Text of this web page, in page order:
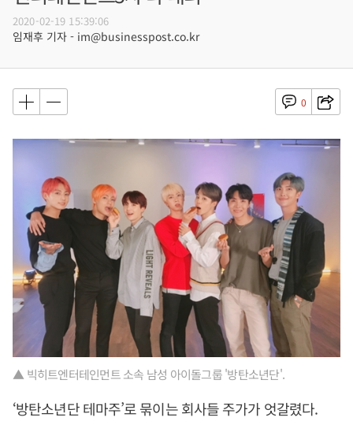
2020-02-19 15:39:06
임재후 기자 - im@businesspost.co.kr
0
▲ 빅히트엔터테인먼트 소속 남성 아이돌그룹 '방탄소년단'.
‘방탄소년단 테마주’로 묶이는 회사들 주가가 엇갈렸다.